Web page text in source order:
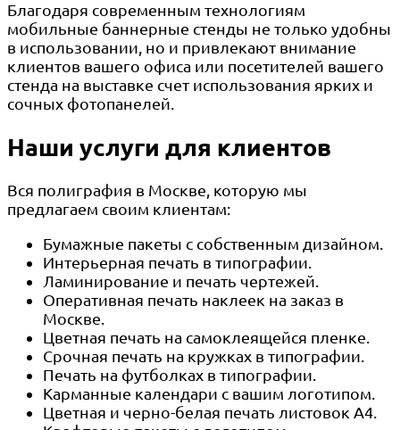
Благодаря современным технологиям
мобильные баннерные стенды не только удобны
в использовании, но и привлекают внимание
клиентов вашего офиса или посетителей вашего
стенда на выставке счет использования ярких и
сочных фотопанелей.
Наши услуги для клиентов
Вся полиграфия в Москве, которую мы
предлагаем своим клиентам:
Бумажные пакеты с собственным дизайном.
Интерьерная печать в типографии.
Ламинирование и печать чертежей.
Оперативная печать наклеек на заказ в
Москве.
Цветная печать на самоклеящейся пленке.
Срочная печать на кружках в типографии.
Печать на футболках в типографии.
Карманные календари с вашим логотипом.
Цветная и черно-белая печать листовок А4.